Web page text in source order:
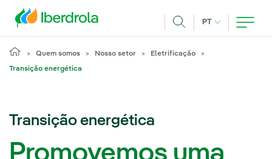
PT IDIOMA ATUAL,
Quem somos Nosso setor Eletrificação
Transição energética
Transição energética